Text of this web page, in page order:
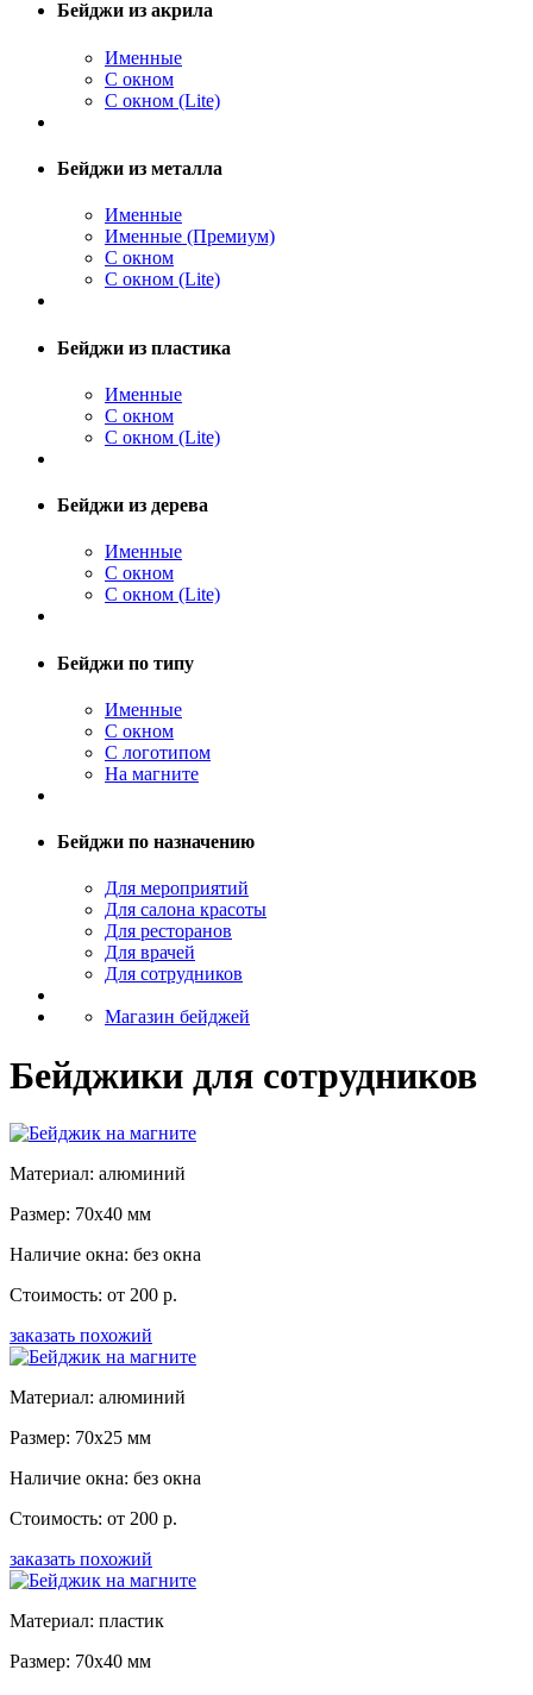
Бейджи из акрила
Именные
С окном
С окном (Lite)
Бейджи из металла
Именные
Именные (Премиум)
С окном
С окном (Lite)
Бейджи из пластика
Именные
С окном
С окном (Lite)
Бейджи из дерева
Именные
С окном
С окном (Lite)
Бейджи по типу
Именные
С окном
С логотипом
На магните
Бейджи по назначению
Для мероприятий
Для салона красоты
Для ресторанов
Для врачей
Для сотрудников
Магазин бейджей
Бейджики для сотрудников
Материал: алюминий
Размер: 70x40 мм
Наличие окна: без окна
Стоимость: от 200 р.
заказать похожий
Материал: алюминий
Размер: 70x25 мм
Наличие окна: без окна
Стоимость: от 200 р.
заказать похожий
Материал: пластик
Размер: 70x40 мм